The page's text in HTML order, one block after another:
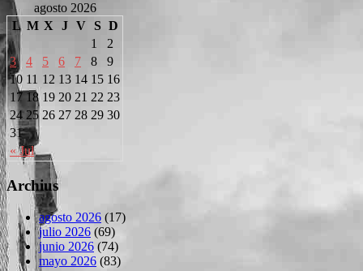
agosto 2026
L M X J V S D
« Jul
1
2
3
4 5 6 7 8
9
10 11 12 13 14 15 16
17 18 19 20 21 22 23
24 25 26 27 28 29 30
31
Archius
agosto 2026 (17)
julio 2026 (69)
junio 2026 (74)
mayo 2026 (83)